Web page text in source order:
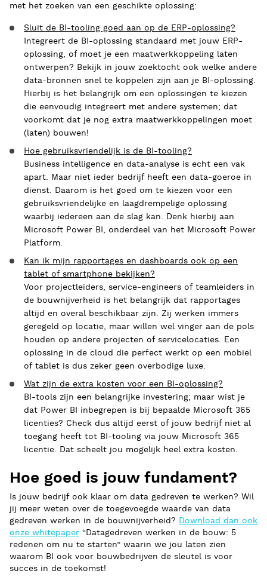
met het zoeken van een geschikte oplossing:
Sluit de BI-tooling goed aan op de ERP-oplossing?
Integreert de BI-oplossing standaard met jouw ERP-
oplossing, of moet je een maatwerkkoppeling laten
ontwerpen? Bekijk in jouw zoektocht ook welke andere
data-bronnen snel te koppelen zijn aan je BI-oplossing.
Hierbij is het belangrijk om een oplossingen te kiezen
die eenvoudig integreert met andere systemen; dat
voorkomt dat je nog extra maatwerkkoppelingen moet
(laten) bouwen!
Hoe gebruiksvriendelijk is de BI-tooling?
Business intelligence en data-analyse is echt een vak
apart. Maar niet ieder bedrijf heeft een data-goeroe in
dienst. Daarom is het goed om te kiezen voor een
gebruiksvriendelijke en laagdrempelige oplossing
waarbij iedereen aan de slag kan. Denk hierbij aan
Microsoft Power BI, onderdeel van het Microsoft Power
Platform.
Kan ik mijn rapportages en dashboards ook op een
tablet of smartphone bekijken?
Voor projectleiders, service-engineers of teamleiders in
de bouwnijverheid is het belangrijk dat rapportages
altijd en overal beschikbaar zijn. Zij werken immers
geregeld op locatie, maar willen wel vinger aan de pols
houden op andere projecten of servicelocaties. Een
oplossing in de cloud die perfect werkt op een mobiel
of tablet is dus zeker geen overbodige luxe.
Wat zijn de extra kosten voor een BI-oplossing?
BI-tools zijn een belangrijke investering; maar wist je
dat Power BI inbegrepen is bij bepaalde Microsoft 365
licenties? Check dus altijd eerst of jouw bedrijf niet al
toegang heeft tot BI-tooling via jouw Microsoft 365
licentie. Dat scheelt jou mogelijk heel extra kosten.
Hoe goed is jouw fundament?
Is jouw bedrijf ook klaar om data gedreven te werken? Wil
jij meer weten over de toegevoegde waarde van data
gedreven werken in de bouwnijverheid? Download dan ook
onze whitepaper “Datagedreven werken in de bouw: 5
redenen om nu te starten” waarin we jou laten zien
waarom BI ook voor bouwbedrijven de sleutel is voor
succes in de toekomst!